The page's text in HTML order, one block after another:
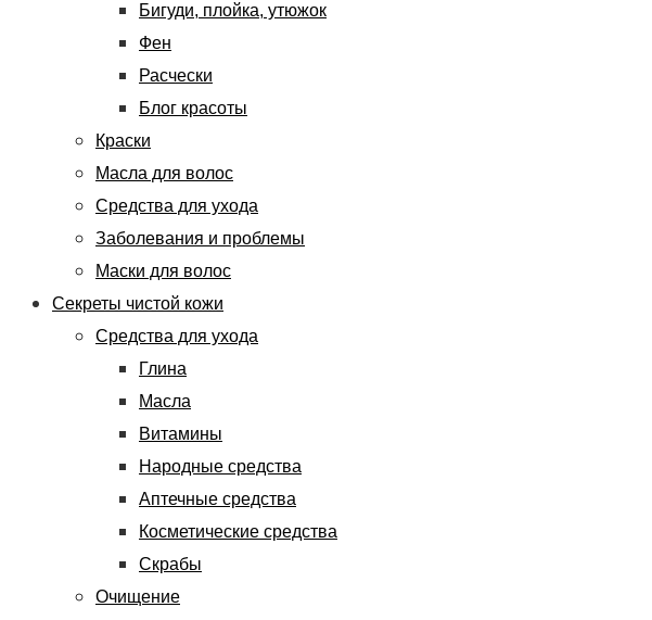
Бигуди, плойка, утюжок
Фен
Расчески
Блог красоты
Краски
Масла для волос
Средства для ухода
Заболевания и проблемы
Маски для волос
Секреты чистой кожи
Средства для ухода
Глина
Масла
Витамины
Народные средства
Аптечные средства
Косметические средства
Скрабы
Очищение